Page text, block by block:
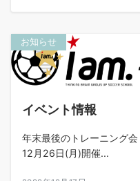
お知らせ
イベント情報
年末最後のトレーニング
12月26日(月)開催...